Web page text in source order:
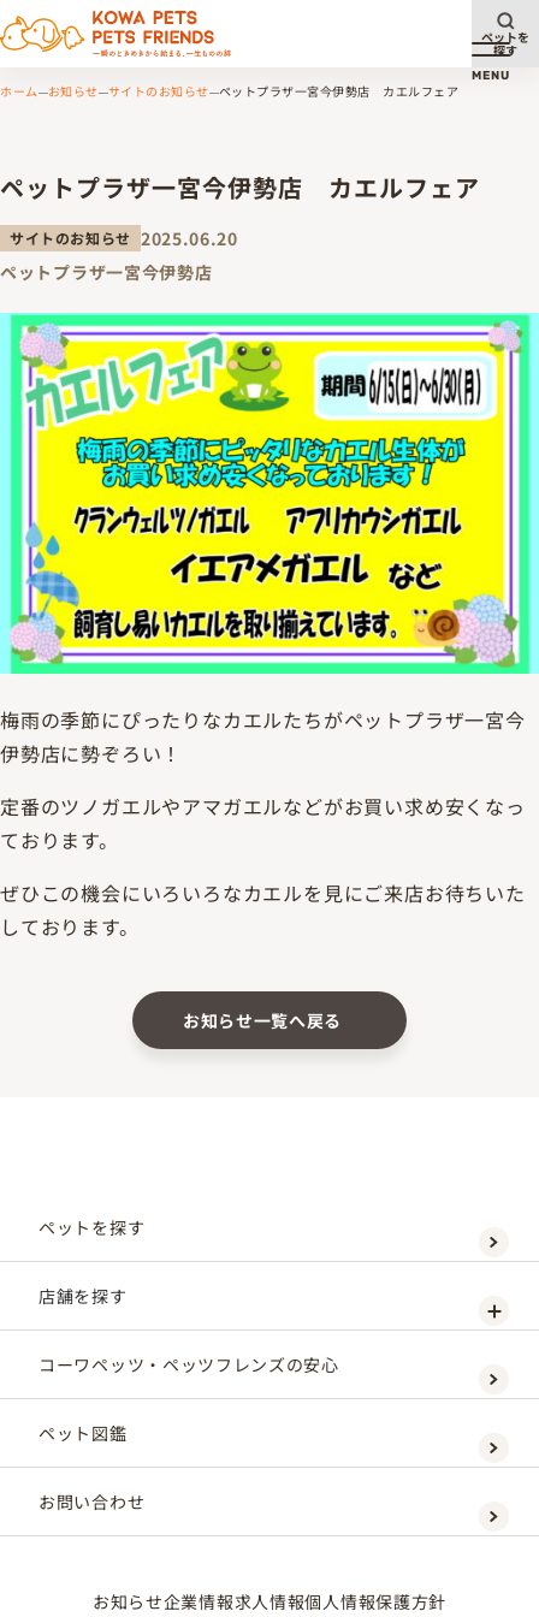
メニ
MENU
ペットを
探す
ホーム お知らせ サイトのお知らせ ペットプラザ一宮今伊勢店 カエルフェア
ペットプラザ一宮今伊勢店 カエルフェア
サイトのお知らせ 2025.06.20
ペットプラザ一宮今伊勢店
梅雨の季節にぴったりなカエルたちがペットプラザ一宮今
伊勢店に勢ぞろい！
定番のツノガエルやアマガエルなどがお買い求め安くなっ
ております。
ぜひこの機会にいろいろなカエルを見にご来店お待ちいた
しております。
お知らせ一覧へ戻る
ペットを探す
店舗を探す
コーワペッツ・ペッツフレンズの安心
ペット図鑑
お問い合わせ
お知らせ企業情報求人情報個人情報保護方針